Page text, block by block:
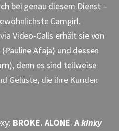
bei genau diesem Dienst –
Camgirl.
Video-Calls erhält sie von
Afaja) und dessen
denn es sind teilweise
Gelüste, die ihre Kunden
BROKE. ALONE. Akinky